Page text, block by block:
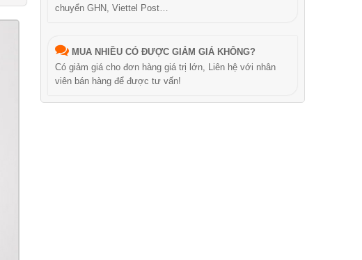
chuyển GHN, Viettel Post…
MUA NHIỀU CÓ ĐƯỢC GIẢM GIÁ KHÔNG?
Có giảm giá cho đơn hàng giá trị lớn, Liên hệ với nhân
viên bán hàng để được tư vấn!